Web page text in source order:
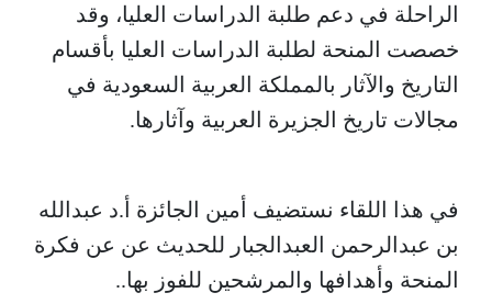
الراحلة في دعم طلبة الدراسات العليا، وقد
خصصت المنحة لطلبة الدراسات العليا بأقسام
التاريخ والآثار بالمملكة العربية السعودية في
مجالات تاريخ الجزيرة العربية وآثارها.
في هذا اللقاء نستضيف أمين الجائزة أ.د عبدالله
بن عبدالرحمن العبدالجبار للحديث عن عن فكرة
المنحة وأهدافها والمرشحين للفوز بها..